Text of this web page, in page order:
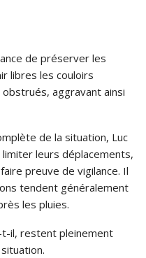
de préserver les
libres les couloirs
aggravant ainsi
de la situation, Luc
leurs déplacements,
preuve de vigilance. Il
tendent généralement
les pluies.
t-il, restent pleinement